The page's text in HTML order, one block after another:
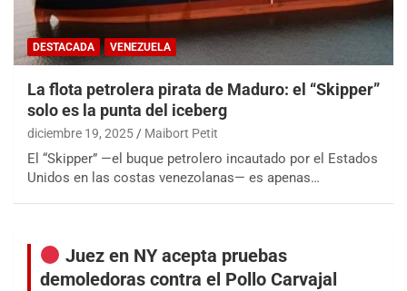
DESTACADA VENEZUELA
La flota petrolera pirata de Maduro: el “Skipper”
solo es la punta del iceberg
diciembre 19, 2025 Maibort Petit
El “Skipper” —el buque petrolero incautado por el Estados
Unidos en las costas venezolanas— es apenas…
Juez en NY acepta pruebas
demoledoras contra el Pollo Carvajal